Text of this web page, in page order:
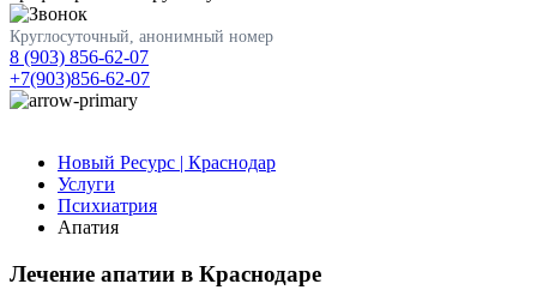
Круглосуточный, анонимный номер
8 (903) 856-62-07
+7(903)856-62-07
Новый Ресурс | Краснодар
Услуги
Психиатрия
Апатия
Лечение апатии в Краснодаре